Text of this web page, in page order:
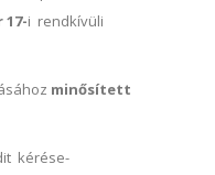
17-i rendkívüli
minősített
kérése-